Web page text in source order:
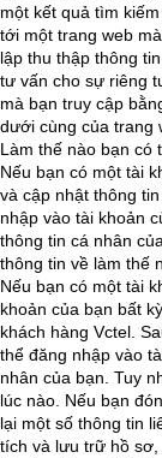
một kết quả tìm
tới một trang web
lập thu thập thông
tư vấn cho sự riêng
mà bạn truy cập
dưới cùng của trang
Làm thế nào bạn có
Nếu bạn có một tài
và cập nhật thông
nhập vào tài khoản
thông tin cá nhân
thông tin về làm thế
Nếu bạn có một tài
khoản của bạn bất
khách hàng Vctel.
thể đăng nhập vào
nhân của bạn. Tuy
lúc nào. Nếu bạn
lại một số thông tin
tích và lưu trữ hồ